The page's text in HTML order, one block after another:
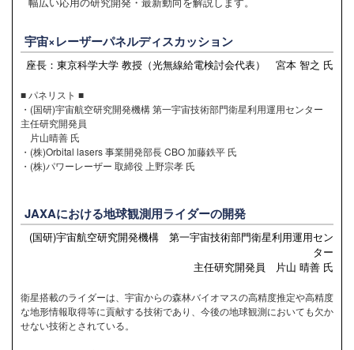
宇宙×レーザーパネルディスカッション
座長：東京科学大学 教授（光無線給電検討会代表） 宮本 智之 氏
■ パネリスト ■
・(国研)宇宙航空研究開発機構 第一宇宙技術部門衛星利用運用センター
主任研究開発員
片山晴善 氏
・(株)Orbital lasers 事業開発部長 CBO 加藤鉄平 氏
・(株)パワーレーザー 取締役 上野宗孝 氏
JAXAにおける地球観測用ライダーの開発
(国研)宇宙航空研究開発機構 第一宇宙技術部門衛星利用運用セン
ター
主任研究開発員 片山 晴善 氏
衛星搭載のライダーは、宇宙からの森林バイオマスの高精度推定や高精度
な地形情報取得等に貢献する技術であり、今後の地球観測においても欠か
せない技術とされている。